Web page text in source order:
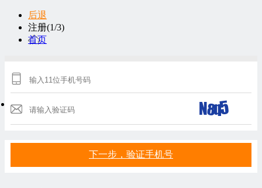
后退
注册(1/3)
首页
下一步，验证手机号